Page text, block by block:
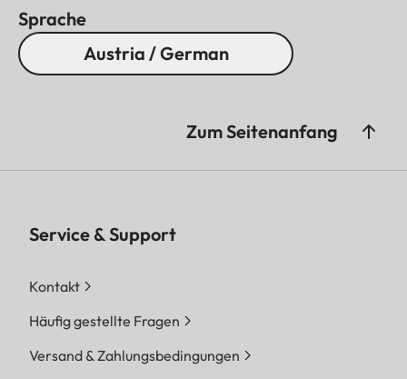
Sprache
Austria / German
Zum Seitenanfang
Service & Support
Kontakt
Häufig gestellte Fragen
Versand & Zahlungsbedingungen